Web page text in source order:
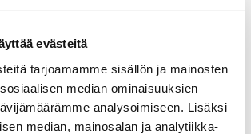
evästeitä
tarjoamamme sisällön ja mainosten
median ominaisuuksien
analysoimiseen. Lisäksi
median, mainosalan ja analytiikka-
sujunut mutkattomasti.
hyvä tuntemus ja monipuoliset